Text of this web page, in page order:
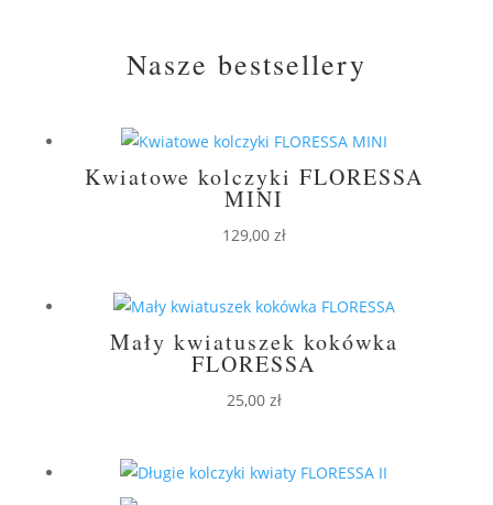
Nasze bestsellery
Kwiatowe kolczyki FLORESSA
MINI
129,00 zł
Mały kwiatuszek kokówka
FLORESSA
25,00 zł